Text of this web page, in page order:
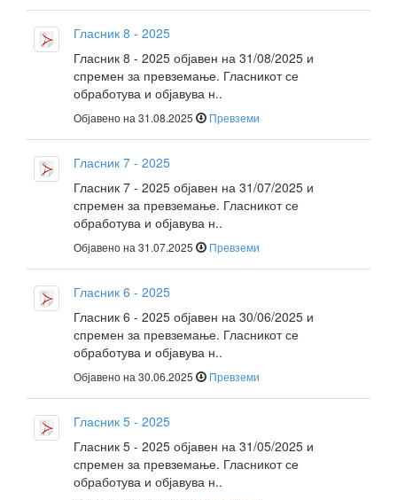
Гласник 8 - 2025
Гласник 8 - 2025 објавен на 31/08/2025 и
спремен за превземање. Гласникот се
обработува и објавува н..
Објавено на 31.08.2025 Превземи
Гласник 7 - 2025
Гласник 7 - 2025 објавен на 31/07/2025 и
спремен за превземање. Гласникот се
обработува и објавува н..
Објавено на 31.07.2025 Превземи
Гласник 6 - 2025
Гласник 6 - 2025 објавен на 30/06/2025 и
спремен за превземање. Гласникот се
обработува и објавува н..
Објавено на 30.06.2025 Превземи
Гласник 5 - 2025
Гласник 5 - 2025 објавен на 31/05/2025 и
спремен за превземање. Гласникот се
обработува и објавува н..